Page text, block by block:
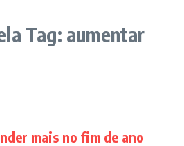
Tag: aumentar
mais no fim de ano